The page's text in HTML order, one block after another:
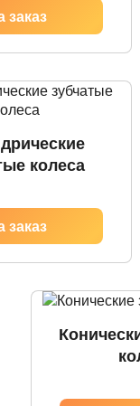
колеса